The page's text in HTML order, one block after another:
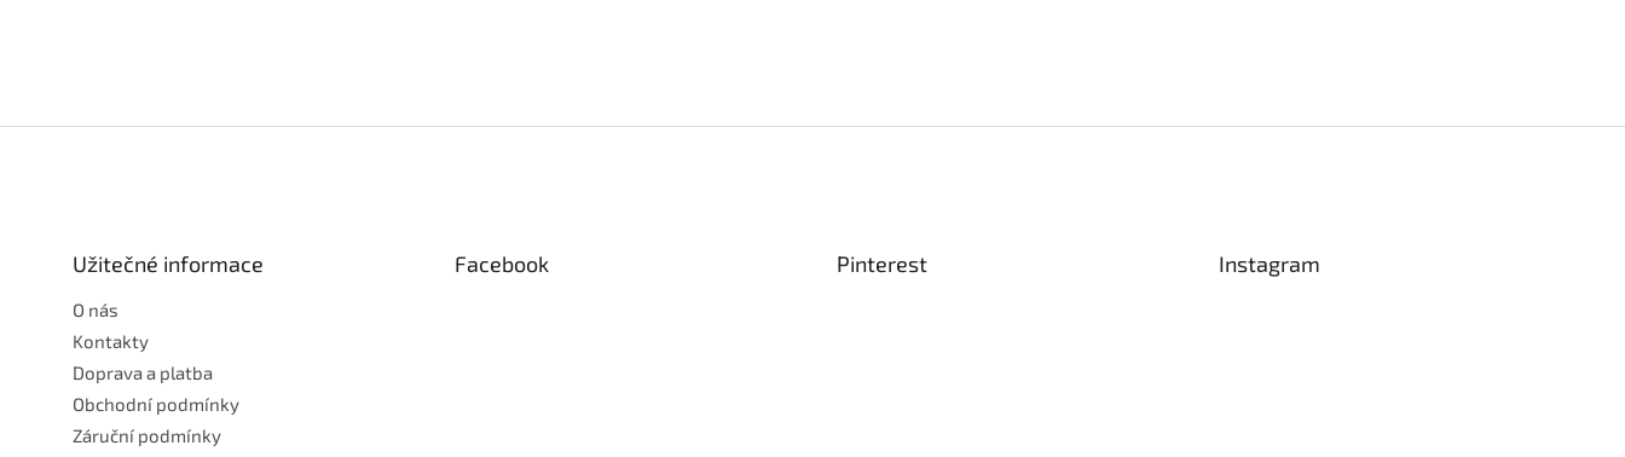
Užitečné informace
O nás
Kontakty
Doprava a platba
Obchodní podmínky
Záruční podmínky
Facebook Pinterest Instagram